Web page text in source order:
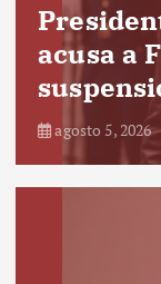
acusa a
agosto 5, 2026